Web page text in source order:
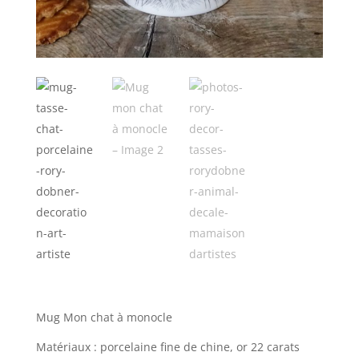
Mug Mon chat à monocle
Matériaux : porcelaine fine de chine, or 22 carats